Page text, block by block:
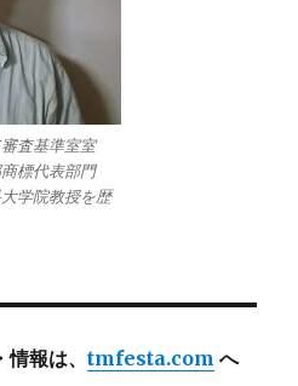
査基準室室
標代表部門
学院教授を歴
情報は、tmfesta.com へ